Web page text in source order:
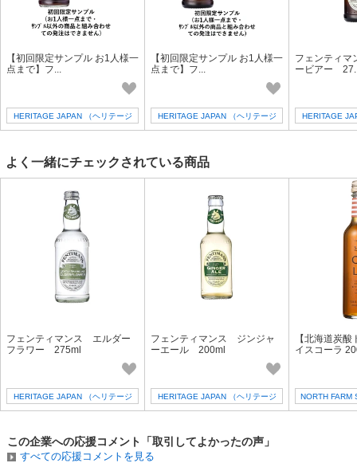
【初回限定サンプル お1人様一
点まで】フ...
HERITAGE JAPAN （ヘリテージ
ジャパン）
【初回限定サンプル お1人様一
点まで】フ...
HERITAGE JAPAN （ヘリテージ
ジャパン）
フェンティ
ービアー
HERITAGE
ジ
よく一緒にチェックされている商品
フェンティマンス エルダー
フラワー 275ml
HERITAGE JAPAN （ヘリテージ
ジャパン）
フェンティマンス ジンジャ
ーエール 200ml
HERITAGE JAPAN （ヘリテージ
ジャパン）
【北海道炭
イスコーラ
NORTH FARM
ァーム
この企業への応援コメント「取引してよかったの声」
すべての応援コメントを見る